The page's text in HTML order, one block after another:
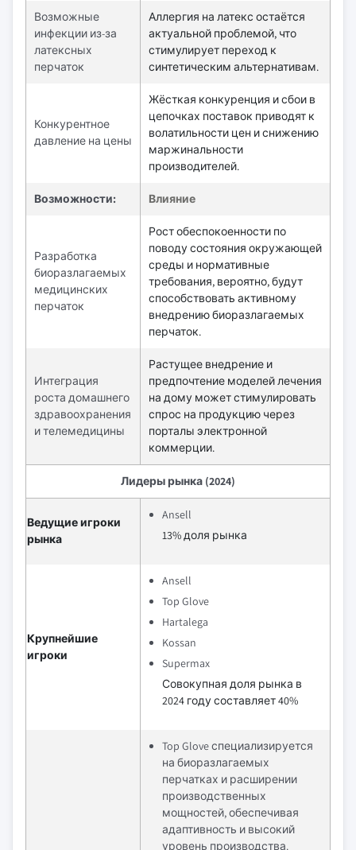
Возможные
инфекции из-за
латексных
перчаток
Аллергия на латекс остаётся
актуальной проблемой, что
стимулирует переход к
синтетическим альтернативам.
Конкурентное
давление на цены
Жёсткая конкуренция и сбои в
цепочках поставок приводят к
волатильности цен и снижению
маржинальности
производителей.
Возможности: Влияние
Разработка
биоразлагаемых
медицинских
перчаток
Рост обеспокоенности по
поводу состояния окружающей
среды и нормативные
требования, вероятно, будут
способствовать активному
внедрению биоразлагаемых
перчаток.
Интеграция
роста домашнего
здравоохранения
и телемедицины
Растущее внедрение и
предпочтение моделей лечения
на дому может стимулировать
спрос на продукцию через
порталы электронной
коммерции.
Лидеры рынка (2024)
Ведущие игроки
рынка
Ansell
13% доля рынка
Крупнейшие
игроки
Ansell
Top Glove
Hartalega
Kossan
Supermax
Совокупная доля рынка в
2024 году составляет 40%
Top Glove специализируется
на биоразлагаемых
перчатках и расширении
производственных
мощностей, обеспечивая
адаптивность и высокий
уровень производства.